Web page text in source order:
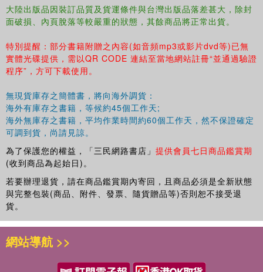
大陸出版品因裝訂品質及貨運條件與台灣出版品落差甚大，除封
面破損、內頁脫落等較嚴重的狀態，其餘商品將正常出貨。
特別提醒：部分書籍附贈之內容(如音頻mp3或影片dvd等)已無
實體光碟提供，需以QR CODE 連結至當地網站註冊“並通過驗證
程序”，方可下載使用。
無現貨庫存之簡體書，將向海外調貨：
海外有庫存之書籍，等候約45個工作天;
海外無庫存之書籍，平均作業時間約60個工作天，然不保證確定
可調到貨，尚請見諒。
為了保護您的權益，「三民網路書店」 提供會員七日商品鑑賞期
(收到商品為起始日)。
若要辦理退貨，請在商品鑑賞期內寄回，且商品必須是全新狀態
與完整包裝(商品、附件、發票、隨貨贈品等)否則恕不接受退
貨。
網站導航 >>